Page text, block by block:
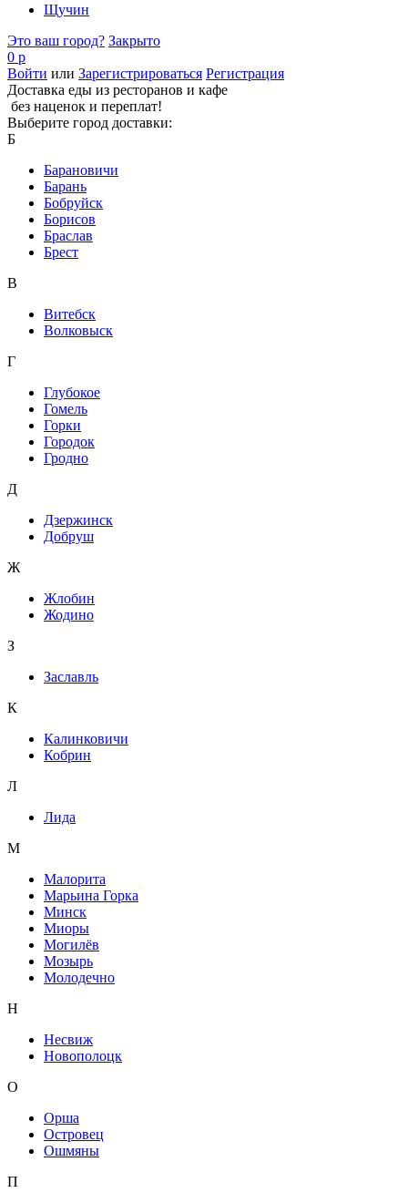
Щучин
Это ваш город? Закрыто
0 р
Войти или Зарегистрироваться Регистрация
Доставка еды из ресторанов и кафе
без наценок и переплат!
Выберите город доставки:
Б
Барановичи
Барань
Бобруйск
Борисов
Браслав
Брест
В
Витебск
Волковыск
Г
Глубокое
Гомель
Горки
Городок
Гродно
Д
Дзержинск
Добруш
Ж
Жлобин
Жодино
З
Заславль
К
Калинковичи
Кобрин
Л
Лида
М
Малорита
Марьина Горка
Минск
Миоры
Могилёв
Мозырь
Молодечно
Н
Несвиж
Новополоцк
О
Орша
Островец
Ошмяны
П